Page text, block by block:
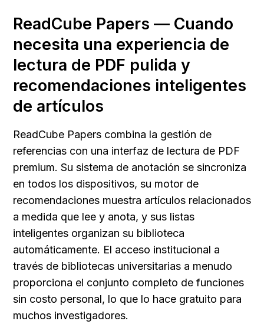
ReadCube Papers — Cuando
necesita una experiencia de
lectura de PDF pulida y
recomendaciones inteligentes
de artículos
ReadCube Papers combina la gestión de
referencias con una interfaz de lectura de PDF
premium. Su sistema de anotación se sincroniza
en todos los dispositivos, su motor de
recomendaciones muestra artículos relacionados
a medida que lee y anota, y sus listas
inteligentes organizan su biblioteca
automáticamente. El acceso institucional a
través de bibliotecas universitarias a menudo
proporciona el conjunto completo de funciones
sin costo personal, lo que lo hace gratuito para
muchos investigadores.